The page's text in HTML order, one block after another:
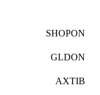
SHOPON
GLDON
AXTIB